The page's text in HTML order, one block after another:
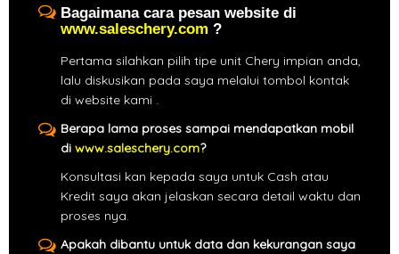
Bagaimana cara pesan website di
www.saleschery.com ?
Pertama silahkan pilih tipe unit Chery impian anda,
lalu diskusikan pada saya melalui tombol kontak
di website kami .
Berapa lama proses sampai mendapatkan mobil
di www.saleschery.com?
Konsultasi kan kepada saya untuk Cash atau
Kredit saya akan jelaskan secara detail waktu dan
proses nya.
Apakah dibantu untuk data dan kekurangan saya